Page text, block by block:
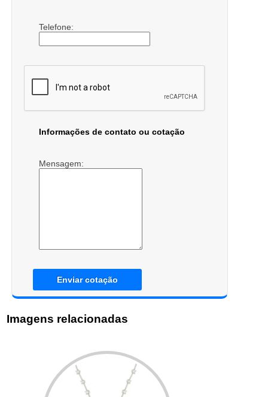
Telefone:
Informações de contato ou cotação
Mensagem:
Enviar cotação
Imagens relacionadas